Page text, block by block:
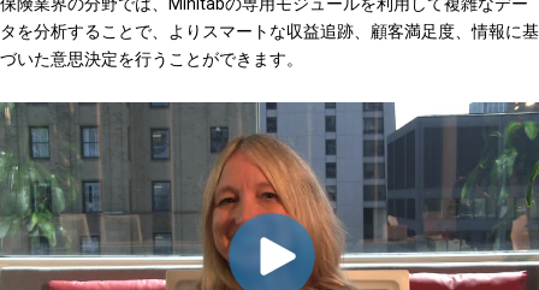
タを分析することで、よりスマートな収益追跡、顧客満足度、情報に基
づいた意思決定を行うことができます。